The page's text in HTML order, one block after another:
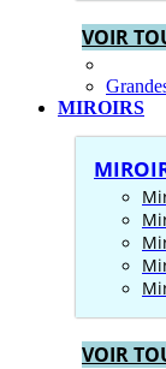
VOIR
MIROIRS
VOIR